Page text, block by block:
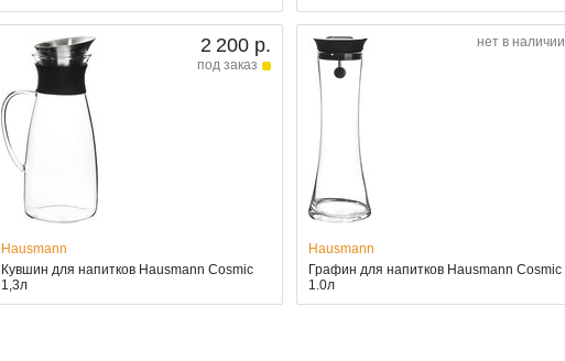
2 200 р.
под заказ
Hausmann
Кувшин для напитков Hausmann Cosmic
1,3л
нет в наличии
Hausmann
Графин для напитков Hausmann Cosmic
1.0л